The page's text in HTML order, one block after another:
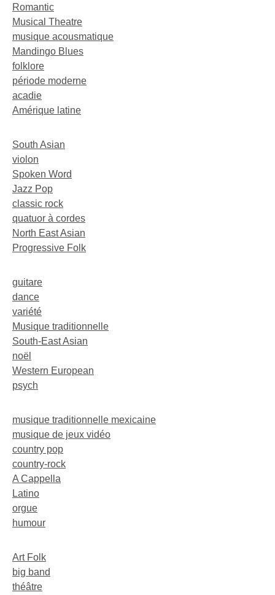
Romantic
Musical Theatre
musique acousmatique
Mandingo Blues
folklore
période moderne
acadie
Amérique latine
South Asian
violon
Spoken Word
Jazz Pop
classic rock
quatuor à cordes
North East Asian
Progressive Folk
guitare
dance
variété
Musique traditionnelle
South-East Asian
noël
Western European
psych
musique traditionnelle mexicaine
musique de jeux vidéo
country pop
country-rock
A Cappella
Latino
orgue
humour
Art Folk
big band
théâtre